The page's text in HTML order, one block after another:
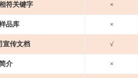
符关键字 ×
品库 ×
宣传文档 √
介 ×